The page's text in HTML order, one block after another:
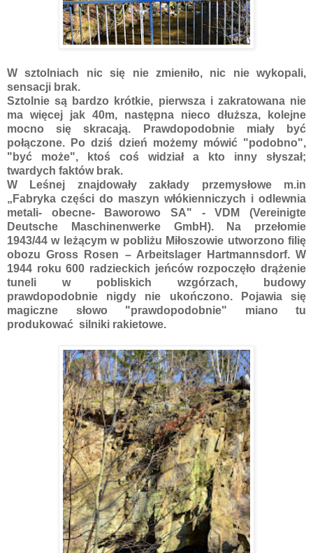
W sztolniach nic się nie zmieniło, nic nie wykopali,
sensacji brak.
Sztolnie są bardzo krótkie, pierwsza i zakratowana nie
ma więcej jak 40m, następna nieco dłuższa, kolejne
mocno się skracają. Prawdopodobnie miały być
połączone. Po dziś dzień możemy mówić "podobno",
"być może", ktoś coś widział a kto inny słyszał;
twardych faktów brak.
W Leśnej znajdowały zakłady przemysłowe m.in
„Fabryka części do maszyn włókienniczych i odlewnia
metali- obecne- Baworowo SA" - VDM (Vereinigte
Deutsche Maschinenwerke GmbH). Na przełomie
1943/44 w leżącym w pobliżu Miłoszowie utworzono filię
obozu Gross Rosen – Arbeitslager Hartmannsdorf. W
1944 roku 600 radzieckich jeńców rozpoczęło drążenie
tuneli w pobliskich wzgórzach, budowy
prawdopodobnie nigdy nie ukończono. Pojawia się
magiczne słowo "prawdopodobnie" miano tu
produkować silniki rakietowe.